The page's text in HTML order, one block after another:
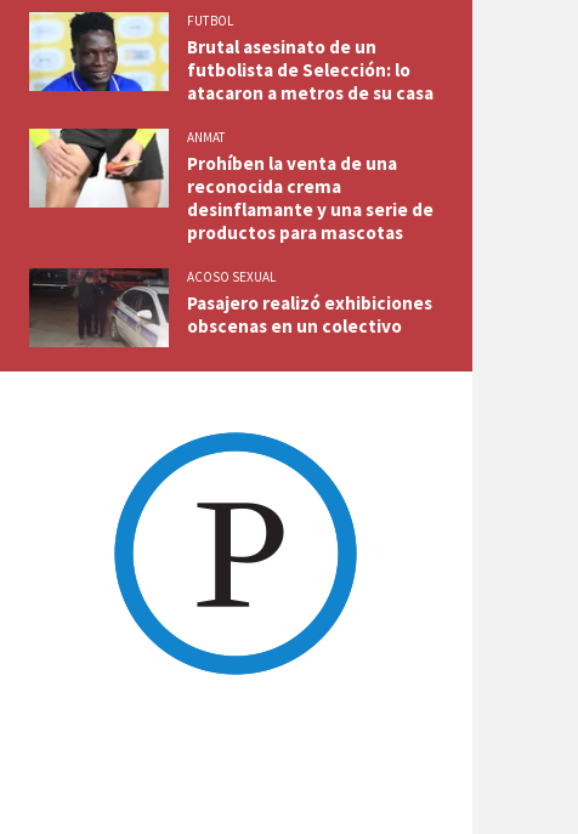
FUTBOL
Brutal asesinato de un
futbolista de Selección: lo
atacaron a metros de su casa
ANMAT
Prohíben la venta de una
reconocida crema
desinflamante y una serie de
productos para mascotas
ACOSO SEXUAL
Pasajero realizó exhibiciones
obscenas en un colectivo